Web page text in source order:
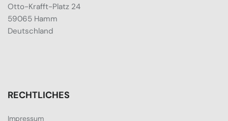
Otto-Krafft-Platz 24
59065 Hamm
Deutschland
RECHTLICHES
Impressum